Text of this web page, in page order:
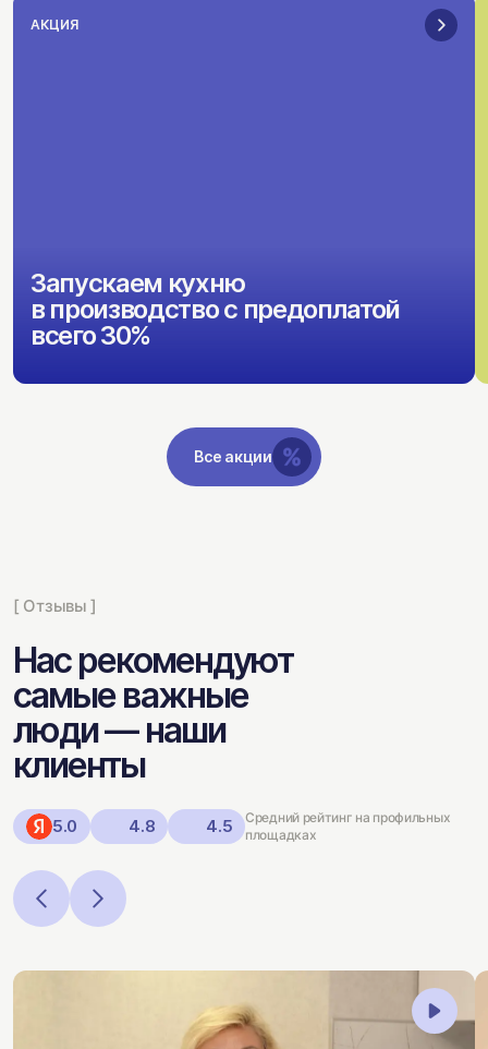
АКЦИЯ
Запускаем кухню
в производство с предоплатой
всего 30%
Все акции
[ Отзывы ]
Нас рекомендуют
самые важные
люди — наши
клиенты
5.0 4.8 4.5
Средний рейтинг на профильных
площадках